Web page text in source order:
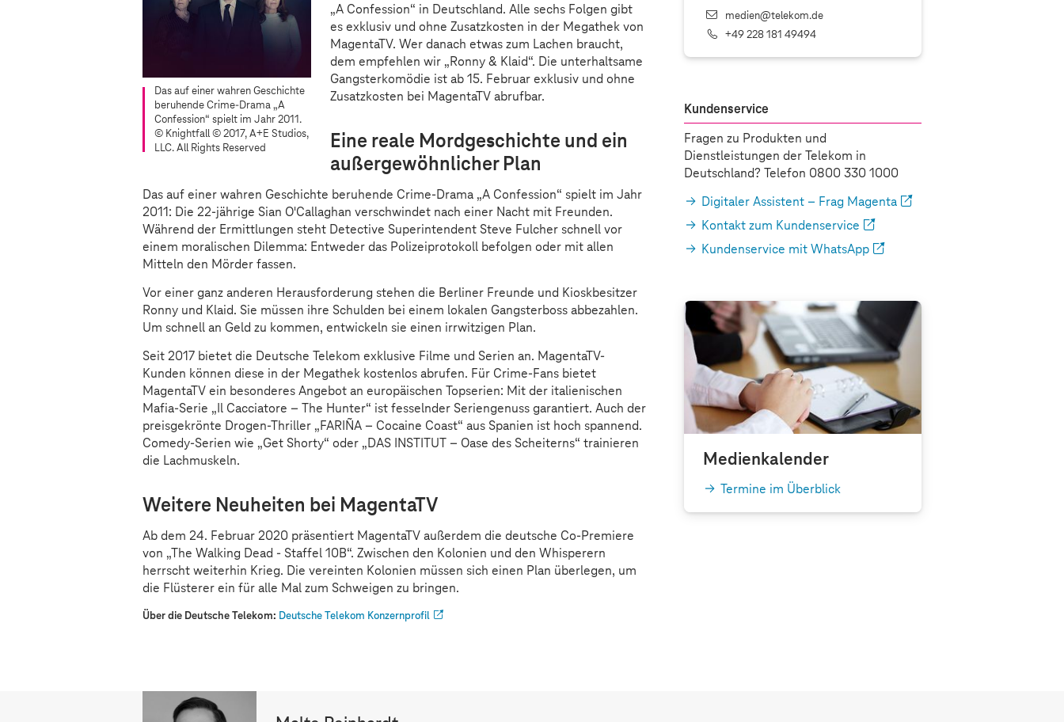
Das auf einer wahren Geschichte
beruhende Crime-Drama „A
Confession“ spielt im Jahr 2011.
© Knightfall © 2017, A+E Studios,
LLC. All Rights Reserved
„A Confession“ in Deutschland. Alle sechs Folgen gibt
es exklusiv und ohne Zusatzkosten in der Megathek von
MagentaTV. Wer danach etwas zum Lachen braucht,
dem empfehlen wir „Ronny & Klaid“. Die unterhaltsame
Gangsterkomödie ist ab 15. Februar exklusiv und ohne
Zusatzkosten bei MagentaTV abrufbar.
Eine reale Mordgeschichte und ein
außergewöhnlicher Plan
Das auf einer wahren Geschichte beruhende Crime-Drama „A Confession“ spielt im Jahr
2011: Die 22-jährige Sian O'Callaghan verschwindet nach einer Nacht mit Freunden.
Während der Ermittlungen steht Detective Superintendent Steve Fulcher schnell vor
einem moralischen Dilemma: Entweder das Polizeiprotokoll befolgen oder mit allen
Mitteln den Mörder fassen.
Vor einer ganz anderen Herausforderung stehen die Berliner Freunde und Kioskbesitzer
Ronny und Klaid. Sie müssen ihre Schulden bei einem lokalen Gangsterboss abbezahlen.
Um schnell an Geld zu kommen, entwickeln sie einen irrwitzigen Plan.
Seit 2017 bietet die Deutsche Telekom exklusive Filme und Serien an. MagentaTV-
Kunden können diese in der Megathek kostenlos abrufen. Für Crime-Fans bietet
MagentaTV ein besonderes Angebot an europäischen Topserien: Mit der italienischen
Mafia-Serie „Il Cacciatore – The Hunter“ ist fesselnder Seriengenuss garantiert. Auch der
preisgekrönte Drogen-Thriller „FARIÑA – Cocaine Coast“ aus Spanien ist hoch spannend.
Comedy-Serien wie „Get Shorty“ oder „DAS INSTITUT – Oase des Scheiterns“ trainieren
die Lachmuskeln.
Weitere Neuheiten bei MagentaTV
Ab dem 24. Februar 2020 präsentiert MagentaTV außerdem die deutsche Co-Premiere
von „The Walking Dead - Staffel 10B“. Zwischen den Kolonien und den Whisperern
herrscht weiterhin Krieg. Die vereinten Kolonien müssen sich einen Plan überlegen, um
die Flüsterer ein für alle Mal zum Schweigen zu bringen.
Über die Deutsche Telekom: Deutsche Telekom Konzernprofil
medien@telekom.de
+49 228 181 49494
Kundenservice
Fragen zu Produkten und
Dienstleistungen der Telekom in
Deutschland? Telefon 0800 330 1000
Digitaler Assistent – Frag Magenta
Kontakt zum Kundenservice
Kundenservice mit WhatsApp
Medienkalender
Termine im Überblick